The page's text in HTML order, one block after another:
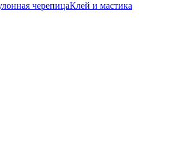
черепицаКлей и мастика